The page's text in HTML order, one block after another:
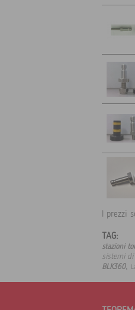
I prezzi
TAG:
stazioni
sistemi
BLK360,